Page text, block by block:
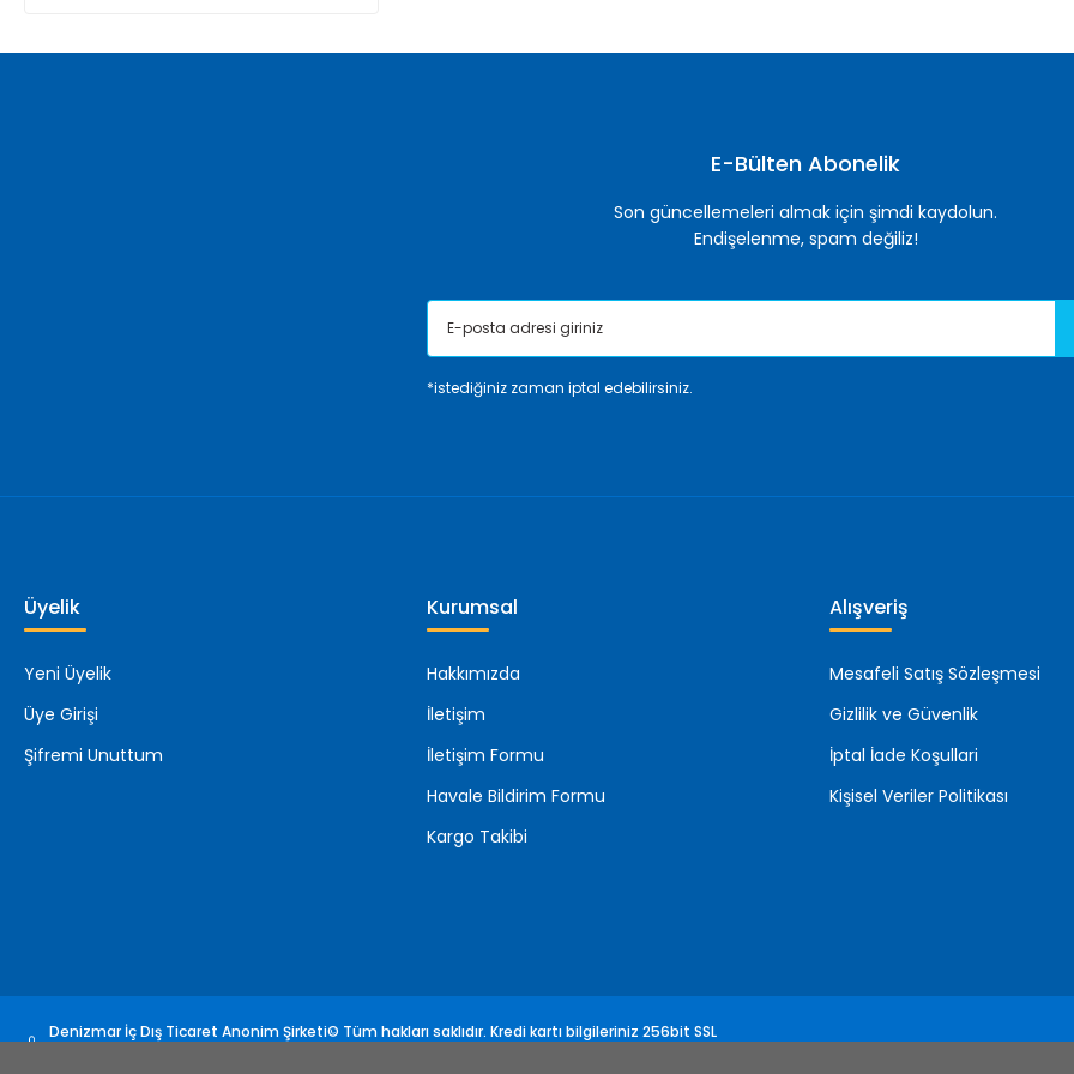
E-Bülten Abonelik
Son güncellemeleri almak için şimdi kaydolun.
Endişelenme, spam değiliz!
*istediğiniz zaman iptal edebilirsiniz.
Üyelik
Yeni Üyelik
Üye Girişi
Şifremi Unuttum
Kurumsal
Hakkımızda
İletişim
İletişim Formu
Havale Bildirim Formu
Kargo Takibi
Alışveriş
Mesafeli Satış Sözleşmesi
Gizlilik ve Güvenlik
İptal İade Koşullari
Kişisel Veriler Politikası
Denizmar İç Dış Ticaret Anonim Şirketi© Tüm hakları saklıdır. Kredi kartı bilgileriniz 256bit SSL